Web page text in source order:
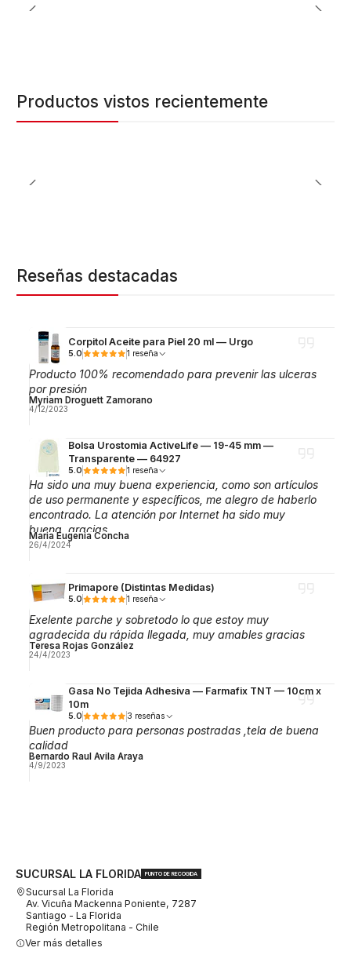
Productos vistos recientemente
Reseñas destacadas
Corpitol Aceite para Piel 20 ml — Urgo
5.0 1 reseña
Producto 100% recomendado para prevenir las ulceras
por presión
Myriam Droguett Zamorano
4/12/2023
Bolsa Urostomia ActiveLife — 19-45 mm —
Transparente — 64927
5.0 1 reseña
Ha sido una muy buena experiencia, como son artículos
de uso permanente y específicos, me alegro de haberlo
encontrado. La atención por Internet ha sido muy
buena, gracias.
Maria Eugenia Concha
26/4/2024
Primapore (Distintas Medidas)
5.0 1 reseña
Exelente parche y sobretodo lo que estoy muy
agradecida du rápida llegada, muy amables gracias
Teresa Rojas González
24/4/2023
Gasa No Tejida Adhesiva — Farmafix TNT — 10cm x
10m
5.0 3 reseñas
Buen producto para personas postradas ,tela de buena
calidad
Bernardo Raul Avila Araya
4/9/2023
SUCURSAL LA FLORIDA PUNTO DE RECOGIDA
Sucursal La Florida
Av. Vicuña Mackenna Poniente, 7287
Santiago - La Florida
Región Metropolitana - Chile
Ver más detalles